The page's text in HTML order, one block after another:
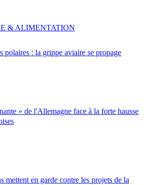
polaires : la grippe aviaire se propage
& ALIMENTATION
» de l'Allemagne face à la forte hausse
mettent en garde contre les projets de la